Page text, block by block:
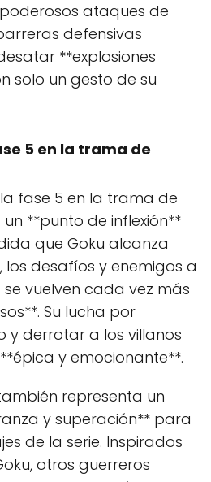
ataques de
defensivas
**explosiones
solo un gesto de su
5 en la trama de
fase 5 en la trama de
**punto de inflexión**
que Goku alcanza
los desafíos y enemigos a
vuelven cada vez más
Su lucha por
y derrotar a los villanos
y emocionante**.
representa un
y superación** para
de la serie. Inspirados
otros guerreros